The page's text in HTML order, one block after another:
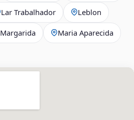
Lar Trabalhador Leblon
Margarida Maria Aparecida